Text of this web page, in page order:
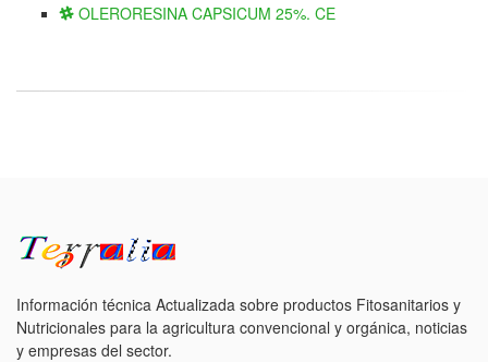
OLERORESINA CAPSICUM 25%. CE
Información técnica Actualizada sobre productos Fitosanitarios y
Nutricionales para la agricultura convencional y orgánica, noticias
y empresas del sector.